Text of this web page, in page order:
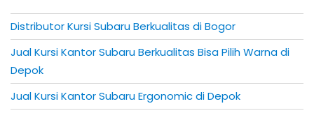
Distributor Kursi Subaru Berkualitas di Bogor
Jual Kursi Kantor Subaru Berkualitas Bisa Pilih Warna di
Depok
Jual Kursi Kantor Subaru Ergonomic di Depok